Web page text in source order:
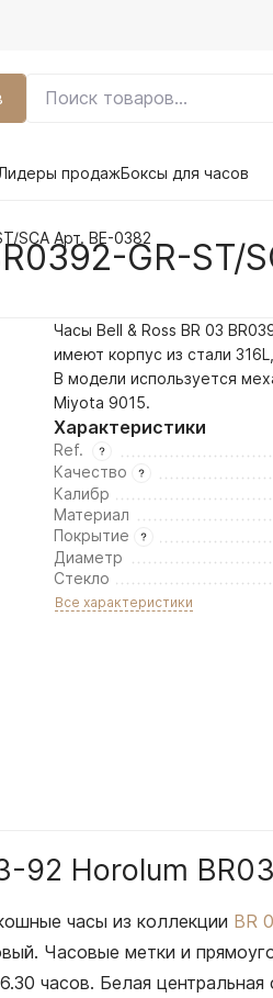
продажБоксы для часов
SCA Арт. BE-0382GR-ST/
Часы Bell & Ross BR 03
имеют корпус из стали
В модели используется
Miyota 9015.
Характеристики
Ref.
Качество
Калибр
Материал
Покрытие
Диаметр
Стекло
Все характеристики
92 Horolum
часы из коллекции BR
Часовые метки и
часов. Белая